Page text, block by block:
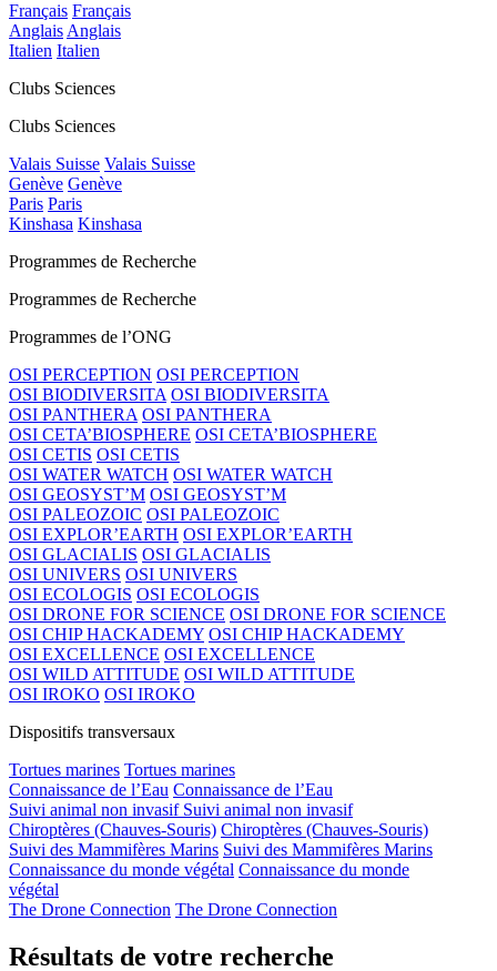
Français Français
AnglaisAnglais
Italien Italien
Clubs Sciences
Clubs Sciences
Valais Suisse Valais Suisse
Genève Genève
Paris Paris
Kinshasa Kinshasa
Programmes de Recherche
Programmes de Recherche
Programmes de l’ONG
OSI PERCEPTION OSI PERCEPTION
OSI BIODIVERSITA OSI BIODIVERSITA
OSI PANTHERA OSI PANTHERA
OSI CETA’BIOSPHERE OSI CETA’BIOSPHERE
OSI CETIS OSI CETIS
OSI WATER WATCH OSI WATER WATCH
OSI GEOSYST’M OSI GEOSYST’M
OSI PALEOZOIC OSI PALEOZOIC
OSI EXPLOR’EARTH OSI EXPLOR’EARTH
OSI GLACIALIS OSI GLACIALIS
OSI UNIVERS OSI UNIVERS
OSI ECOLOGIS OSI ECOLOGIS
OSI DRONE FOR SCIENCE OSI DRONE FOR SCIENCE
OSI CHIP HACKADEMY OSI CHIP HACKADEMY
OSI EXCELLENCE OSI EXCELLENCE
OSI WILD ATTITUDE OSI WILD ATTITUDE
OSI IROKO OSI IROKO
Dispositifs transversaux
Tortues marines Tortues marines
Connaissance de l’Eau Connaissance de l’Eau
Suivi animal non invasif Suivi animal non invasif
Chiroptères (Chauves-Souris) Chiroptères (Chauves-Souris)
Suivi des Mammifères Marins Suivi des Mammifères Marins
Connaissance du monde végétal Connaissance du monde
végétal
The Drone Connection The Drone Connection
Résultats de votre recherche